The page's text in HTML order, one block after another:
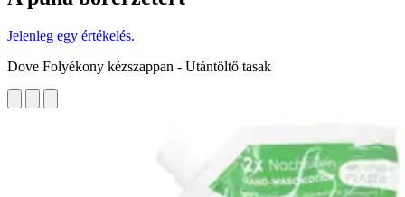
Jelenleg egy értékelés.
Dove Folyékony kézszappan - Utántöltő tasak